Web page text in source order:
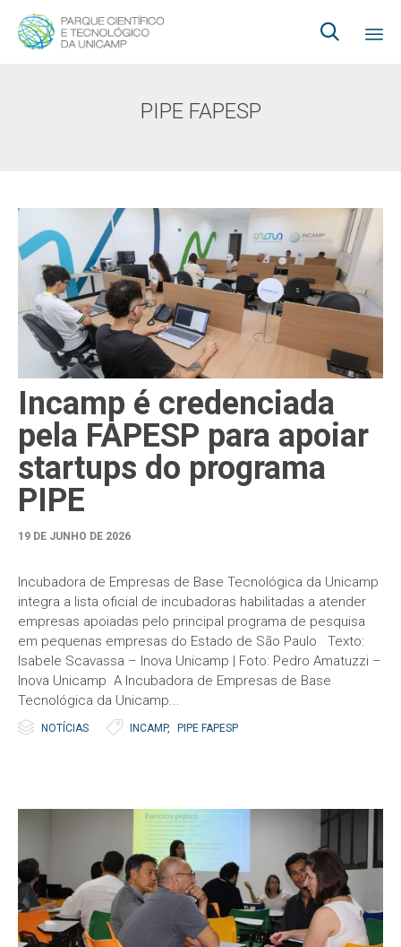

Tag:
PIPE FAPESP
Incamp é credenciada
pela FAPESP para apoiar
startups do programa
PIPE
19 DE JUNHO DE 2026
Incubadora de Empresas de Base Tecnológica da Unicamp
integra a lista oficial de incubadoras habilitadas a atender
empresas apoiadas pelo principal programa de pesquisa
em pequenas empresas do Estado de São Paulo Texto:
Isabele Scavassa – Inova Unicamp | Foto: Pedro Amatuzzi –
Inova Unicamp A Incubadora de Empresas de Base
Tecnológica da Unicamp...
 Category
NOTÍCIAS  Tags
INCAMP, PIPE FAPESP